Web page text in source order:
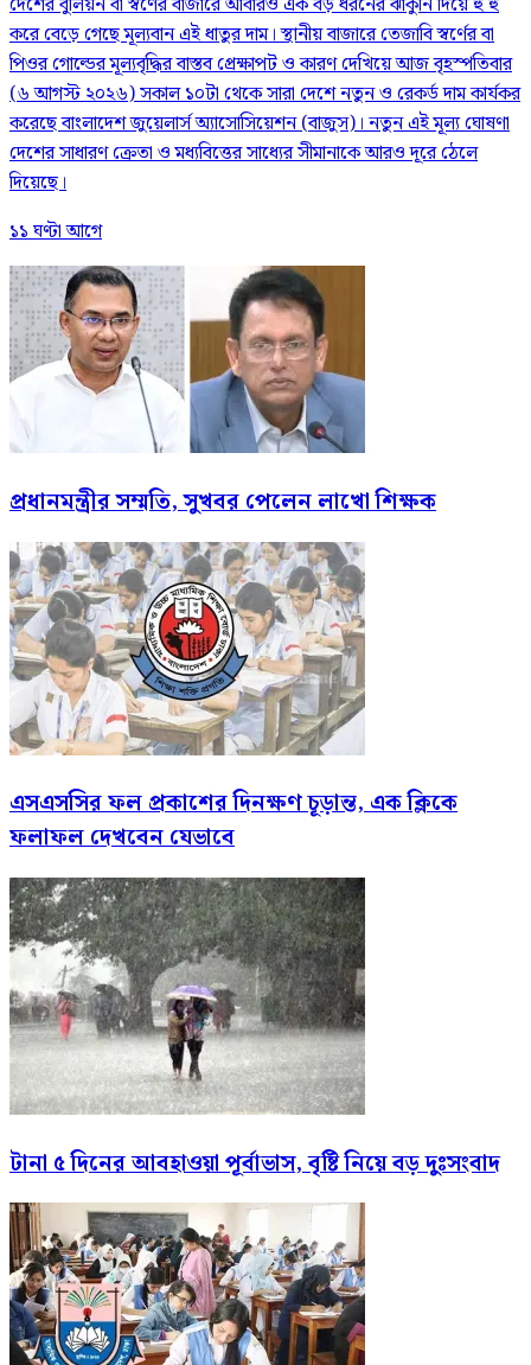
করে বেড়ে গেছে মূল্যবান এই ধাতুর দাম। স্থানীয় বাজারে তেজাবি স্বর্ণের বা
পিওর গোল্ডের মূল্যবৃদ্ধির বাস্তব প্রেক্ষাপট ও কারণ দেখিয়ে আজ বৃহস্পতিবার
(৬ আগস্ট ২০২৬) সকাল ১০টা থেকে সারা দেশে নতুন ও রেকর্ড দাম কার্যকর
করেছে বাংলাদেশ জুয়েলার্স অ্যাসোসিয়েশন (বাজুস)। নতুন এই মূল্য ঘোষণা
দেশের সাধারণ ক্রেতা ও মধ্যবিত্তের সাধ্যের সীমানাকে আরও দূরে ঠেলে
দিয়েছে।
১১ ঘণ্টা আগে
প্রধানমন্ত্রীর সম্মতি, সুখবর পেলেন লাখো শিক্ষক
এসএসসির ফল প্রকাশের দিনক্ষণ চূড়ান্ত, এক ক্লিকে
ফলাফল দেখবেন যেভাবে
টানা ৫ দিনের আবহাওয়া পূর্বাভাস, বৃষ্টি নিয়ে বড় দুঃসংবাদ